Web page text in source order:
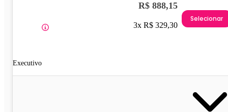
Executivo
R$ 888,15
3x R$ 329,30
Selecionar